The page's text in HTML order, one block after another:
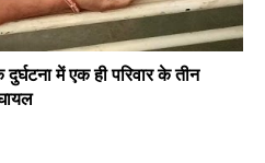
में एक ही परिवार के तीन